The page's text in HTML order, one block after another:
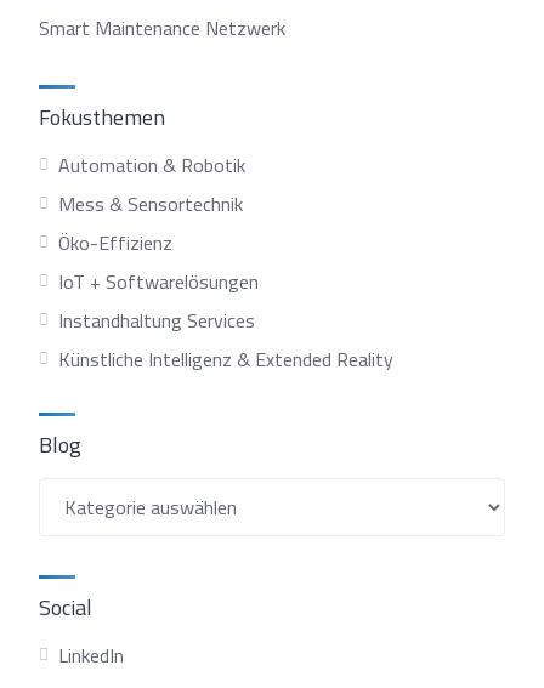
Smart Maintenance Netzwerk
Fokusthemen
Automation & Robotik
Mess & Sensortechnik
Öko-Effizienz
IoT + Softwarelösungen
Instandhaltung Services
Künstliche Intelligenz & Extended Reality
Blog
Blog
Social
LinkedIn